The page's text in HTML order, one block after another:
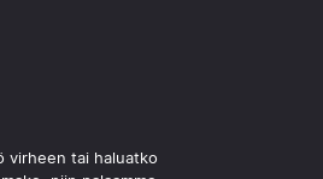
virheen tai haluatko